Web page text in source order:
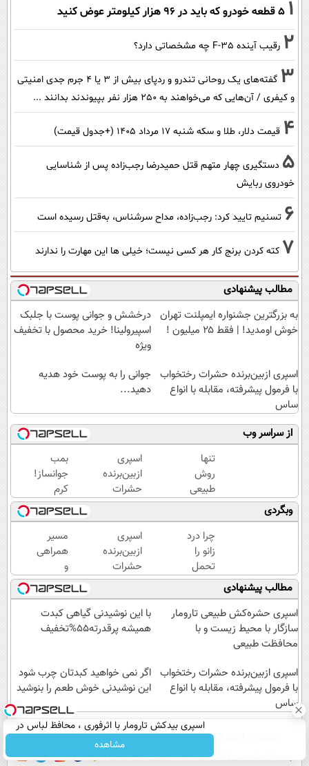
1 ۵ قطعه خودرو که باید در ۹۶ هزار کیلومتر عوض کنید
2 رقیب آینده F-35 چه مشخصاتی دارد؟
3
گفته‌های یک روحانی تندرو و ردپای بیش از ۳ یا ۴ جرم جدی امنیتی
و کیفری / آن‌هایی که می‌خواهند به ۲۵۰ هزار نفر بپیوندند بدانند ...
4 قیمت دلار، طلا و سکه شنبه ۱۷ مرداد ۱۴۰۵ (+جدول قیمت)
5 دستگیری چهار متهم قتل حمیدرضا رجب‌زاده پس از شناسایی
خودروی ربایش
6 تسنیم تایید کرد: رجب‌زاده، مداح سرشناس، به‌قتل رسیده است
7 کته کردن برنج کار هر کسی نیست؛ خیلی ها این مهارت را ندارند
مطالب پیشنهادی
به بزرگترین جشنواره ایمپلنت تهران
خوش اومدید! | فقط ۲۵ میلیون !
درخشش و جوانی پوست با جلبک
اسپیرولینا! خرید محصول با تخفیف
ویژه
اسپری ازبین‌برنده حشرات رختخواب
با فرمول پیشرفته، مقابله با انواع
ساس
جوانی را به پوست خود هدیه
دهید...
از سراسر وب
تنها
روش
طبیعی
که
پوستت
رو
بصورت
عمقی
ابرسانی
و نرم
میکنه
اسپری
ازبین‌برنده
حشرات
رختخواب
با فرمول
پیشرفته،
مقابله با
انواع
ساس
بمب
جوانساز!
کرم
بوتاکس
جلبک
اسپیرولینا50%تخفیف
وبگردی
چرا درد
زانو را
تحمل
می‌کنی؟
خیلی
ساده
درمنزل
اسپری
ازبین‌برنده
حشرات
رختخواب
با فرمول
پیشرفته،
مقابله با
مسیر
همراهی
و
گزارش
عملکرد
گروه
اسنپ
مطالب پیشنهادی
اسپری حشره‌کش طبیعی تارومار
سازگار با محیط زیست و با
محافظت طبیعی
با این نوشیدنی گیاهی کبدت
همیشه پرقدرته55%تخفیف
اسپری ازبین‌برنده حشرات رختخواب
با فرمول پیشرفته، مقابله با انواع
ساس
اگر نمی خواهید کبدتان چرب شود
این نوشیدنی خوش طعم را بنوشید
اسپری بیدکش تارومار با اثرفوری ، محافظ لباس در
مقابل بید
مشاهده عصر ایران۲ تماس با ما
آب و هوا اوقات شرعی سواد زندگی